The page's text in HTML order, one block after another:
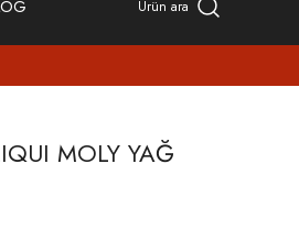
Ürün ara
MOLY YAĞ